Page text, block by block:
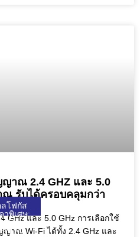
ลโฟกัส
าพิเศษ;
าณ 2.4 GHZ และ 5.0
รับได้ครอบคลุมกว่า
และ 5.0 GHz การเลือกใช้
าณ Wi-Fi ได้ทั้ง 2.4 GHz และ